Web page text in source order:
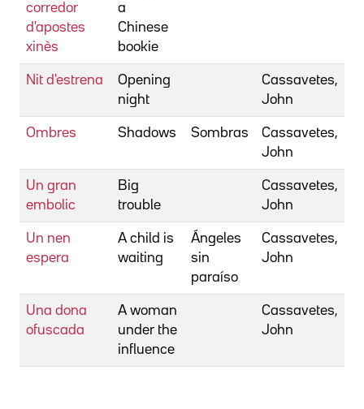
corredor
d'apostes
xinès
a
Chinese
bookie
Nit d'estrena
Opening
night
Cassavetes,
John
Ombres Shadows Sombras
Cassavetes,
John
Un gran
embolic
Big
trouble
Cassavetes,
John
Un nen
espera
A child is
waiting
Ángeles
sin
paraíso
Cassavetes,
John
Una dona
ofuscada
A woman
under the
influence
Cassavetes,
John